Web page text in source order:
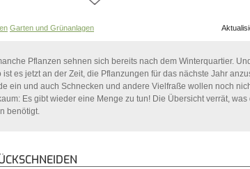
Garten und Grünanlagen
Pflanzen sehnen sich bereits nach dem Winterquartier.
es jetzt an der Zeit, die Pflanzungen für das nächste Jahr
ein und auch Schnecken und andere Vielfraße wollen noch
Es gibt wieder eine Menge zu tun! Die Übersicht verrät, was
benötigt.